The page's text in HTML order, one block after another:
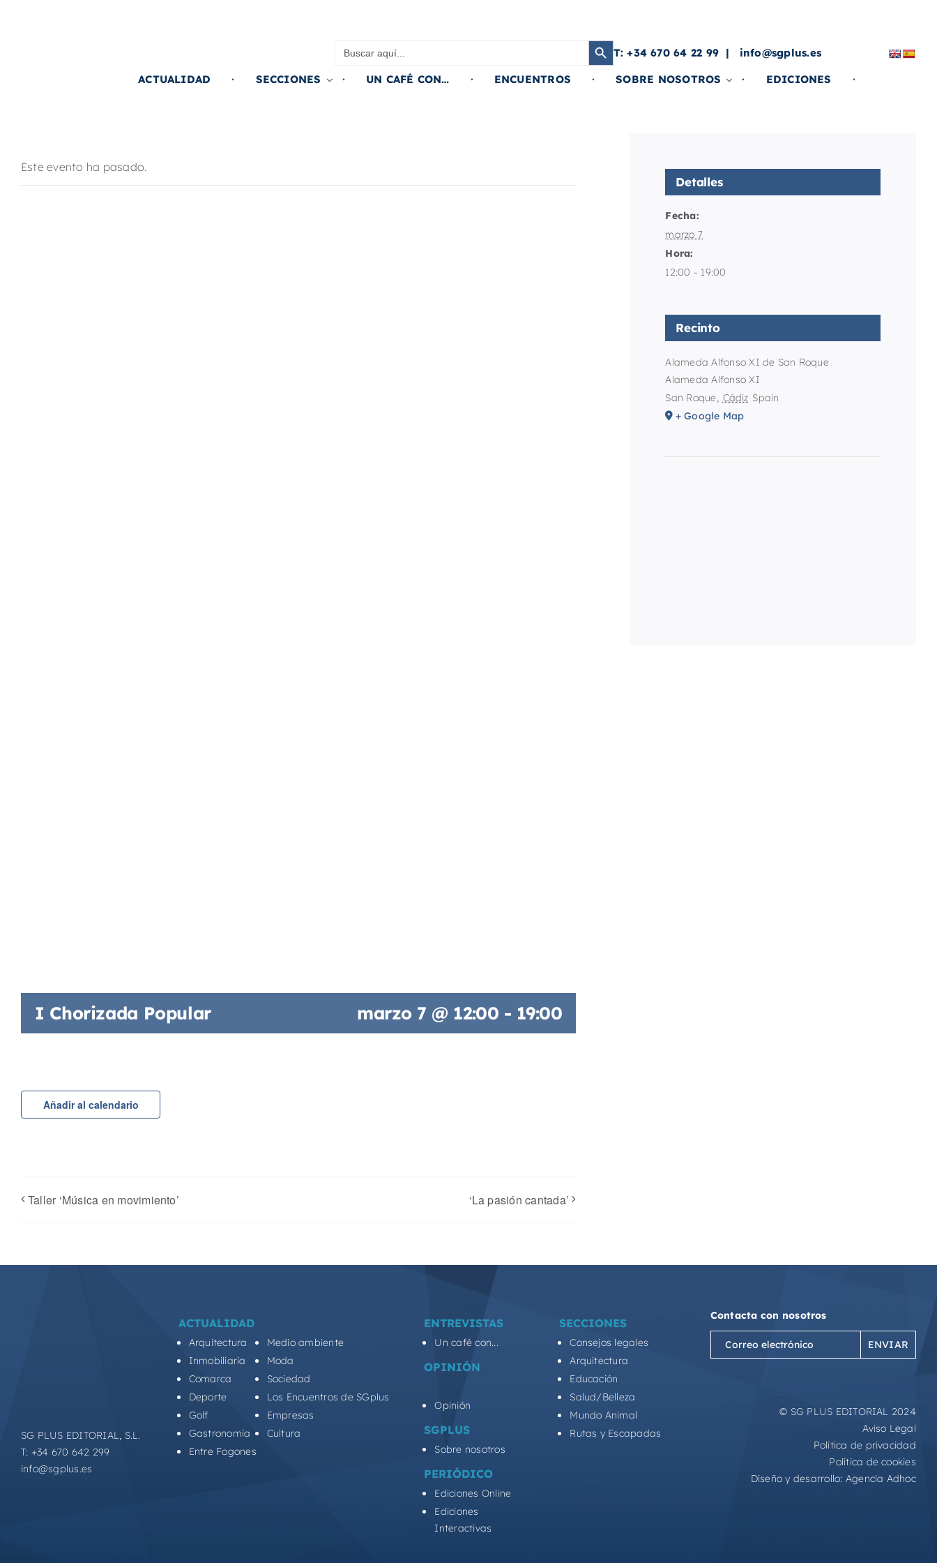
Botón de búsqueda
T: +34 670 64 22 99
info@sgplus.es
ACTUALIDAD
SECCIONES UN CAFÉ CON… ENCUENTROS SOBRE NOSOTROS EDICIONES
Este evento ha pasado.
I Chorizada Popular marzo 7 @ 12:00 - 19:00
Añadir al calendario
Taller ‘Música en movimiento’ ‘La pasión cantada’
Detalles
Fecha:
marzo 7
Hora:
12:00 - 19:00
Recinto
Alameda Alfonso XI de San Roque
Alameda Alfonso XI
San Roque, Cádiz Spain
+ Google Map
SG PLUS EDITORIAL, S.L.
T: +34 670 642 299
info@sgplus.es
ACTUALIDAD
Arquitectura
Inmobiliaria
Comarca
Deporte
Golf
Gastronomía
Entre Fogones
Medio ambiente
Moda
Sociedad
Los Encuentros de SGplus
Empresas
Cultura
ENTREVISTAS
Un café con...
OPINIÓN
Opinión
SGPLUS
Sobre nosotros
PERIÓDICO
Ediciones Online
Ediciones
Interactivas
SECCIONES
Consejos legales
Arquitectura
Educación
Salud/Belleza
Mundo Animal
Rutas y Escapadas
Contacta con nosotros
Correo
electrónico
© SG PLUS EDITORIAL 2024
Aviso Legal
Política de privacidad
Política de cookies
Diseño y desarrollo: Agencia Adhoc